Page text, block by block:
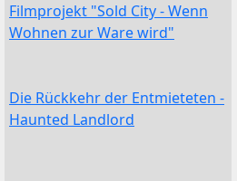
Filmprojekt "Sold City - Wenn
Wohnen zur Ware wird"
Die Rückkehr der Entmieteten -
Haunted Landlord